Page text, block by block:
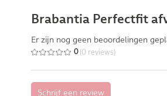
Brabantia Perfectfit
Er zijn nog geen beoordelingen
0 (0 reviews)